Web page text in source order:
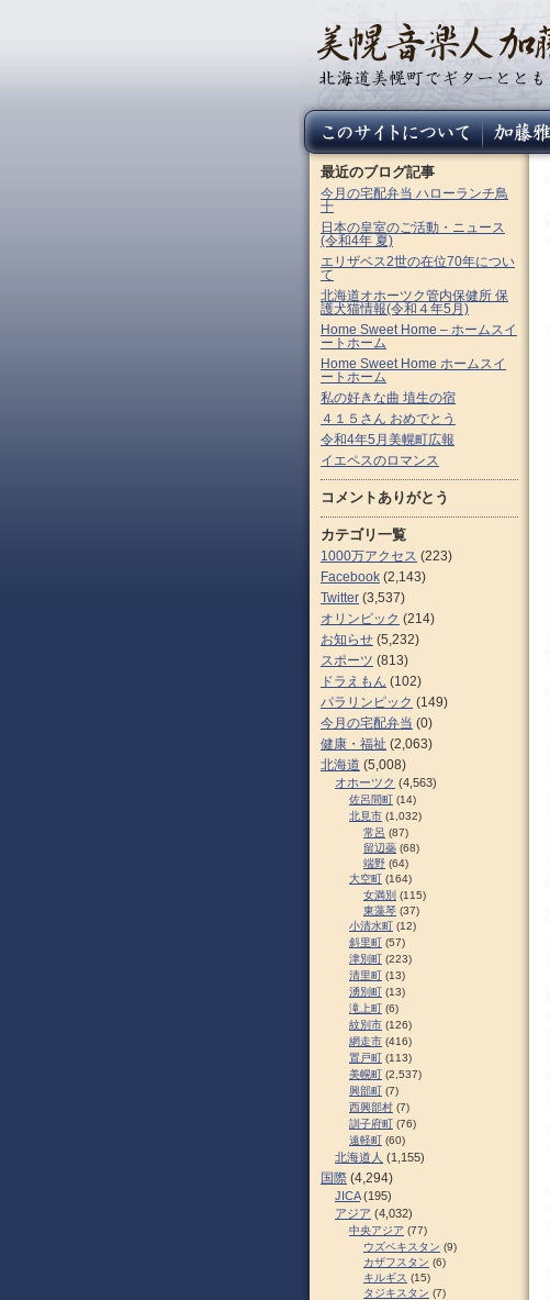
最近のブログ記事
今月の宅配弁当 ハローランチ鳥
十
日本の皇室のご活動・ニュース
(令和4年 夏)
エリザベス2世の在位70年につい
て
北海道オホーツク管内保健所 保
護犬猫情報(令和４年5月)
Home Sweet Home – ホームスイ
ートホーム
Home Sweet Home ホームスイ
ートホーム
私の好きな曲 埴生の宿
４１５さん おめでとう
令和4年5月美幌町広報
イエペスのロマンス
コメントありがとう
カテゴリ一覧
1000万アクセス (223)
Facebook (2,143)
Twitter (3,537)
オリンピック (214)
お知らせ (5,232)
スポーツ (813)
ドラえもん (102)
パラリンピック (149)
今月の宅配弁当 (0)
健康・福祉 (2,063)
北海道 (5,008)
オホーツク (4,563)
佐呂間町 (14)
北見市 (1,032)
常呂 (87)
留辺蘂 (68)
端野 (64)
大空町 (164)
女満別 (115)
東藻琴 (37)
小清水町 (12)
斜里町 (57)
津別町 (223)
清里町 (13)
湧別町 (13)
滝上町 (6)
紋別市 (126)
網走市 (416)
置戸町 (113)
美幌町 (2,537)
興部町 (7)
西興部村 (7)
訓子府町 (76)
遠軽町 (60)
北海道人 (1,155)
国際 (4,294)
JICA(195)
アジア (4,032)
中央アジア (77)
ウズベキスタン (9)
カザフスタン (6)
キルギス (15)
タジキスタン (7)